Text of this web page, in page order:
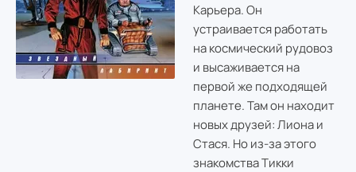
Карьера. Он
устраивается работать
на космический рудовоз
и высаживается на
первой же подходящей
планете. Там он находит
новых друзей: Лиона и
Стася. Но из-за этого
знакомства Тикки